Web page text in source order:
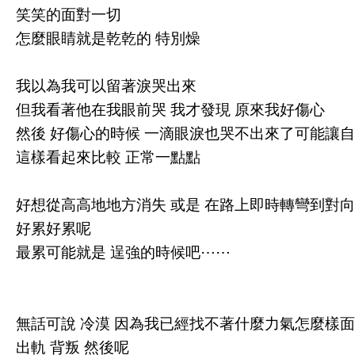
笑笑的面對一切
怎麼眼睛就是乾乾的 特別燥
我以為我可以留著淚哭出來
但我看著他在我眼前哭 我才發現 原來我好傷心
然後 好傷心的時候 一滴眼淚也哭不出來了可能讓
這樣看起來比較 正常一點點
好想從高高地地方消失 或是 在路上即時轉彎到對向
好累好累呢
最累可能就是 逞強的時候吧⋯⋯
無話可說 冷漠 因為我已經找不著什麼力氣怎麼樣
出軌 背叛 然後呢